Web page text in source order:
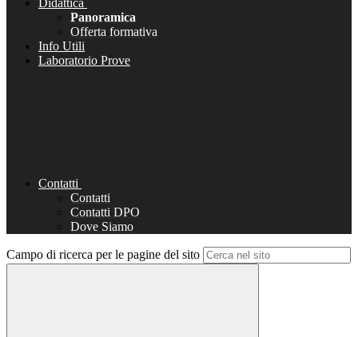
Didattica
Panoramica
Offerta formativa
Info Utili
Laboratorio Prove
Contatti
Contatti
Contatti DPO
Dove Siamo
Campo di ricerca per le pagine del sito